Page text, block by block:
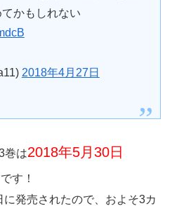
かもしれない
2018年4月27日
巻は2018年5月30日
す！
発売されたので、およそ3カ